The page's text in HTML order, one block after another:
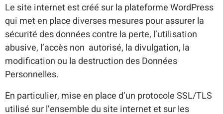
Le site internet est créé sur la plateforme WordPress
qui met en place diverses mesures pour assurer la
sécurité des données contre la perte, l’utilisation
abusive, l’accès non autorisé, la divulgation, la
modification ou la destruction des Données
Personnelles.
En particulier, mise en place d’un protocole SSL/TLS
utilisé sur l’ensemble du site internet et sur les